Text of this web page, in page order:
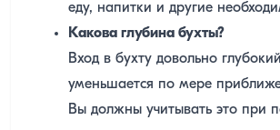
еду, напитки и другие
Какова глубина бухты?
Вход в бухту довольно
уменьшается по мере
Вы должны учитывать это при